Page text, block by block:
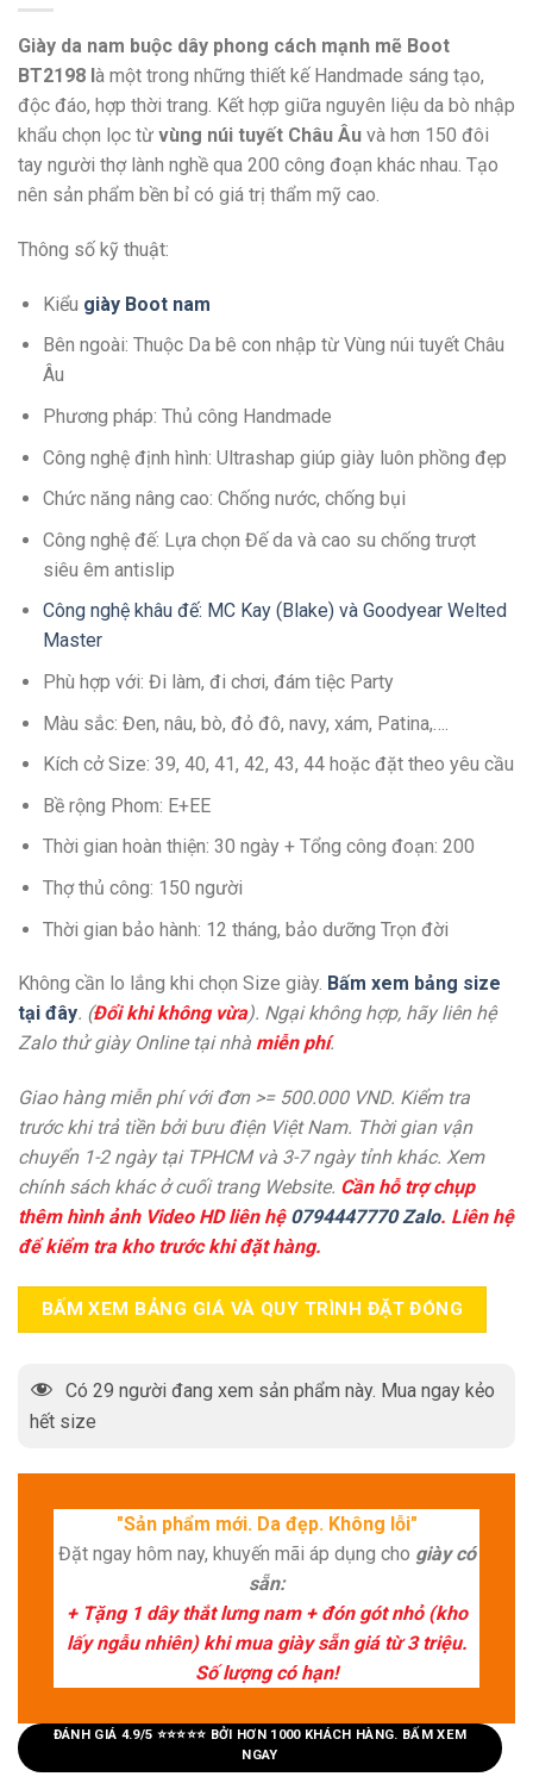
Giày da nam buộc dây phong cách mạnh mẽ Boot
BT2198 l à một trong những thiết kế Handmade sáng tạo,
độc đáo, hợp thời trang. Kết hợp giữa nguyên liệu da bò nhập
khẩu chọn lọc từ vùng núi tuyết Châu Âu và hơn 150 đôi
tay người thợ lành nghề qua 200 công đoạn khác nhau. Tạo
nên sản phẩm bền bỉ có giá trị thẩm mỹ cao.
Thông số kỹ thuật:
Kiểu giày Boot nam
Bên ngoài: Thuộc Da bê con nhập từ Vùng núi tuyết Châu
Âu
Phương pháp: Thủ công Handmade
Công nghệ định hình: Ultrashap giúp giày luôn phồng đẹp
Chức năng nâng cao: Chống nước, chống bụi
Công nghệ đế: Lựa chọn Đế da và cao su chống trượt
siêu êm antislip
Công nghệ khâu đế: MC Kay (Blake) và Goodyear Welted
Master
Phù hợp với: Đi làm, đi chơi, đám tiệc Party
Màu sắc: Đen, nâu, bò, đỏ đô, navy, xám, Patina,….
Kích cở Size: 39, 40, 41, 42, 43, 44 hoặc đặt theo yêu cầu
Bề rộng Phom: E+EE
Thời gian hoàn thiện: 30 ngày + Tổng công đoạn: 200
Thợ thủ công: 150 người
Thời gian bảo hành: 12 tháng, bảo dưỡng Trọn đời
Không cần lo lắng khi chọn Size giày. Bấm xem bảng size
tại đây. (Đổi khi không vừa). Ngại không hợp, hãy liên hệ
Zalo thử giày Online tại nhà miễn phí.
Giao hàng miễn phí với đơn >= 500.000 VND. Kiểm tra
trước khi trả tiền bởi bưu điện Việt Nam. Thời gian vận
chuyển 1-2 ngày tại TPHCM và 3-7 ngày tỉnh khác. Xem
chính sách khác ở cuối trang Website. Cần hỗ trợ chụp
thêm hình ảnh Video HD liên hệ 0794447770 Zalo. Liên hệ
để kiểm tra kho trước khi đặt hàng.
BẤM XEM BẢNG GIÁ VÀ QUY TRÌNH ĐẶT ĐÓNG
Có 29 người đang xem sản phẩm này. Mua ngay kẻo
hết size
"Sản phẩm mới. Da đẹp. Không lỗi"
Đặt ngay hôm nay, khuyến mãi áp dụng cho giày có
sẵn:
+ Tặng 1 dây thắt lưng nam + đón gót nhỏ (kho
lấy ngẫu nhiên) khi mua giày sẵn giá từ 3 triệu.
Số lượng có hạn!
ĐÁNH GIÁ 4.9/5 ⭐⭐⭐⭐⭐ BỞI HƠN 1000 KHÁCH HÀNG. BẤM XEM
NGAY